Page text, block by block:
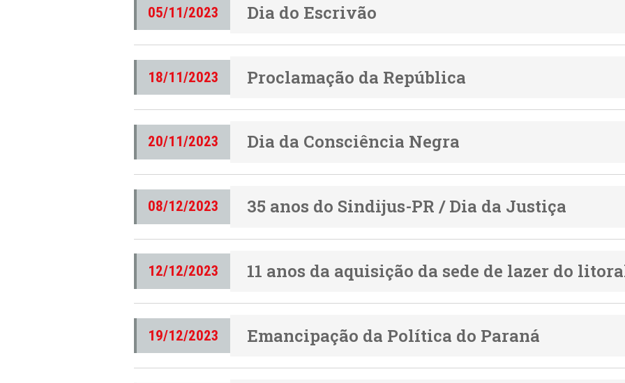
05/11/2023 Dia do Escrivão
18/11/2023 Proclamação da República
20/11/2023 Dia da Consciência Negra
08/12/2023 35 anos do Sindijus-PR / Dia da Justiça
12/12/2023 11 anos da aquisição da sede de lazer do
19/12/2023 Emancipação da Política do Paraná